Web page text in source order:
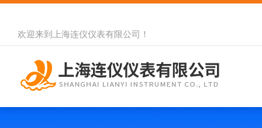
欢迎来到 上海连仪仪表有限公司 ！